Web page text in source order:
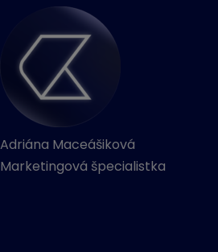
Adriána Maceášiková
Marketingová špecialistka